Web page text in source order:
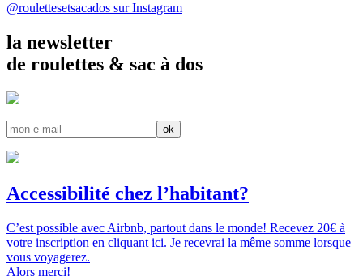
@roulettesetsacados sur Instagram
la newsletter
de roulettes & sac à dos
Accessibilité chez l’habitant?
C’est possible avec Airbnb, partout dans le monde! Recevez 20€ à
votre inscription en cliquant ici. Je recevrai la même somme lorsque
vous voyagerez.
Alors merci!